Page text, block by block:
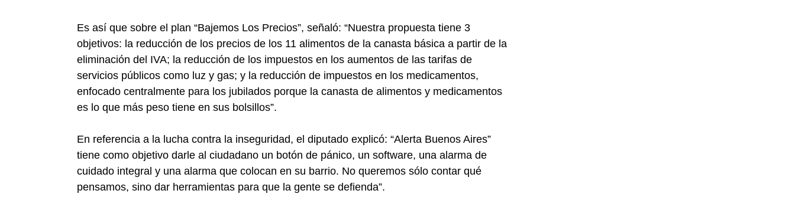
Es así que sobre el plan “Bajemos Los Precios”, señaló: “Nuestra propuesta tiene 3
objetivos: la reducción de los precios de los 11 alimentos de la canasta básica a partir de la
eliminación del IVA; la reducción de los impuestos en los aumentos de las tarifas de
servicios públicos como luz y gas; y la reducción de impuestos en los medicamentos,
enfocado centralmente para los jubilados porque la canasta de alimentos y medicamentos
es lo que más peso tiene en sus bolsillos”.
En referencia a la lucha contra la inseguridad, el diputado explicó: “Alerta Buenos Aires”
tiene como objetivo darle al ciudadano un botón de pánico, un software, una alarma de
cuidado integral y una alarma que colocan en su barrio. No queremos sólo contar qué
pensamos, sino dar herramientas para que la gente se defienda”.